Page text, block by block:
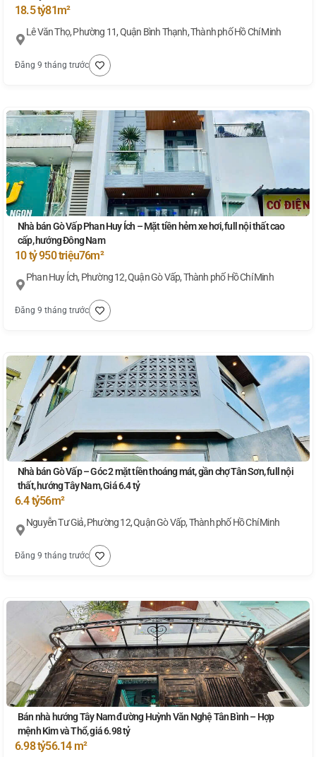
18.5 tỷ81m²
Lê Văn Thọ, Phường 11, Quận Bình Thạnh, Thành phố Hồ Chí Minh
Đăng 9 tháng trước
Nhà bán Gò Vấp Phan Huy Ích – Mặt tiền hẻm xe hơi, full nội thất cao
cấp, hướng Đông Nam
10 tỷ 950 triệu76m²
Phan Huy Ích, Phường 12, Quận Gò Vấp, Thành phố Hồ Chí Minh
Đăng 9 tháng trước
Nhà bán Gò Vấp – Góc 2 mặt tiền thoáng mát, gần chợ Tân Sơn, full nội
thất, hướng Tây Nam, Giá 6.4 tỷ
6.4 tỷ56m²
Nguyễn Tư Giả, Phường 12, Quận Gò Vấp, Thành phố Hồ Chí Minh
Đăng 9 tháng trước
Bán nhà hướng Tây Nam đường Huỳnh Văn Nghệ Tân Bình – Hợp
mệnh Kim và Thổ, giá 6.98 tỷ
6.98 tỷ56.14 m²